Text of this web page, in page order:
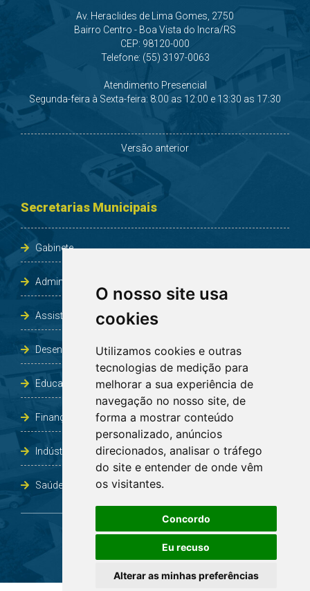
O nosso site usa
cookies
Utilizamos cookies e outras
tecnologias de medição para
melhorar a sua experiência de
navegação no nosso site, de
forma a mostrar conteúdo
personalizado, anúncios
direcionados, analisar o tráfego
do site e entender de onde vêm
os visitantes.
Concordo
Eu recuso
Alterar as minhas preferências
Av. Heraclides de Lima Gomes, 2750
Bairro Centro - Boa Vista do Incra/RS
CEP: 98120-000
Telefone: (55) 3197-0063
Atendimento Presencial
Segunda-feira à Sexta-feira: 8:00 as 12:00 e 13:30 as 17:30
Versão anterior
Secretarias Municipais
Gabinete
Administração e Planejamento
Assistência Social e Habitação
Desenvolvimento e Obras
Educação, Cultura, Desporto, Lazer e Turismo
Finanças
Indústria, Comércio, Agricultura e Meio Ambiente
Saúde